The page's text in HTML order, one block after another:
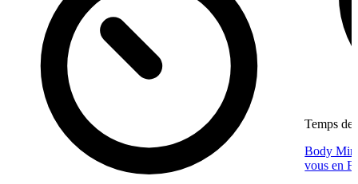
Temps de
Body
vous en